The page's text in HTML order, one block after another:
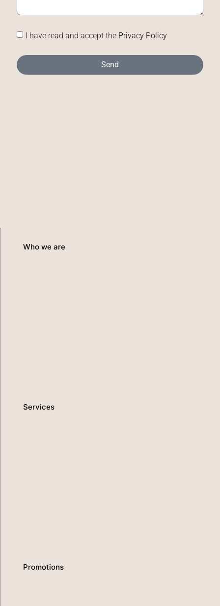
I have read and accept the Privacy Policy
Send
Who we are
Services
Promotions